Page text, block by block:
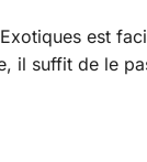
est
il suffit de le